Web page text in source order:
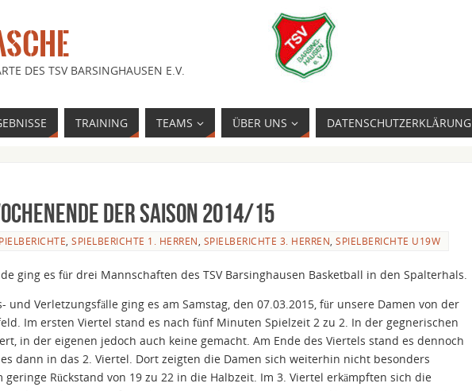
DES TSV BARSINGHAUSEN E.V.
TRAINING TEAMS ÜBER UNS DATENSCHUTZERKLÄRUNG
der Saison 2014/15
SPIELBERICHTE 1. HERREN SPIELBERICHTE 3. HERREN SPIELBERICHTE U19W
ging es für drei Mannschaften des TSV Barsinghausen Basketball in den Spalterhals.
und Verletzungsfälle ging es am Samstag, den 07.03.2015, für unsere Damen von der
Im ersten Viertel stand es nach fünf Minuten Spielzeit 2 zu 2. In der gegnerischen
in der eigenen jedoch auch keine gemacht. Am Ende des Viertels stand es dennoch
dann in das 2. Viertel. Dort zeigten die Damen sich weiterhin nicht besonders
Rückstand von 19 zu 22 in die Halbzeit. Im 3. Viertel erkämpften sich die